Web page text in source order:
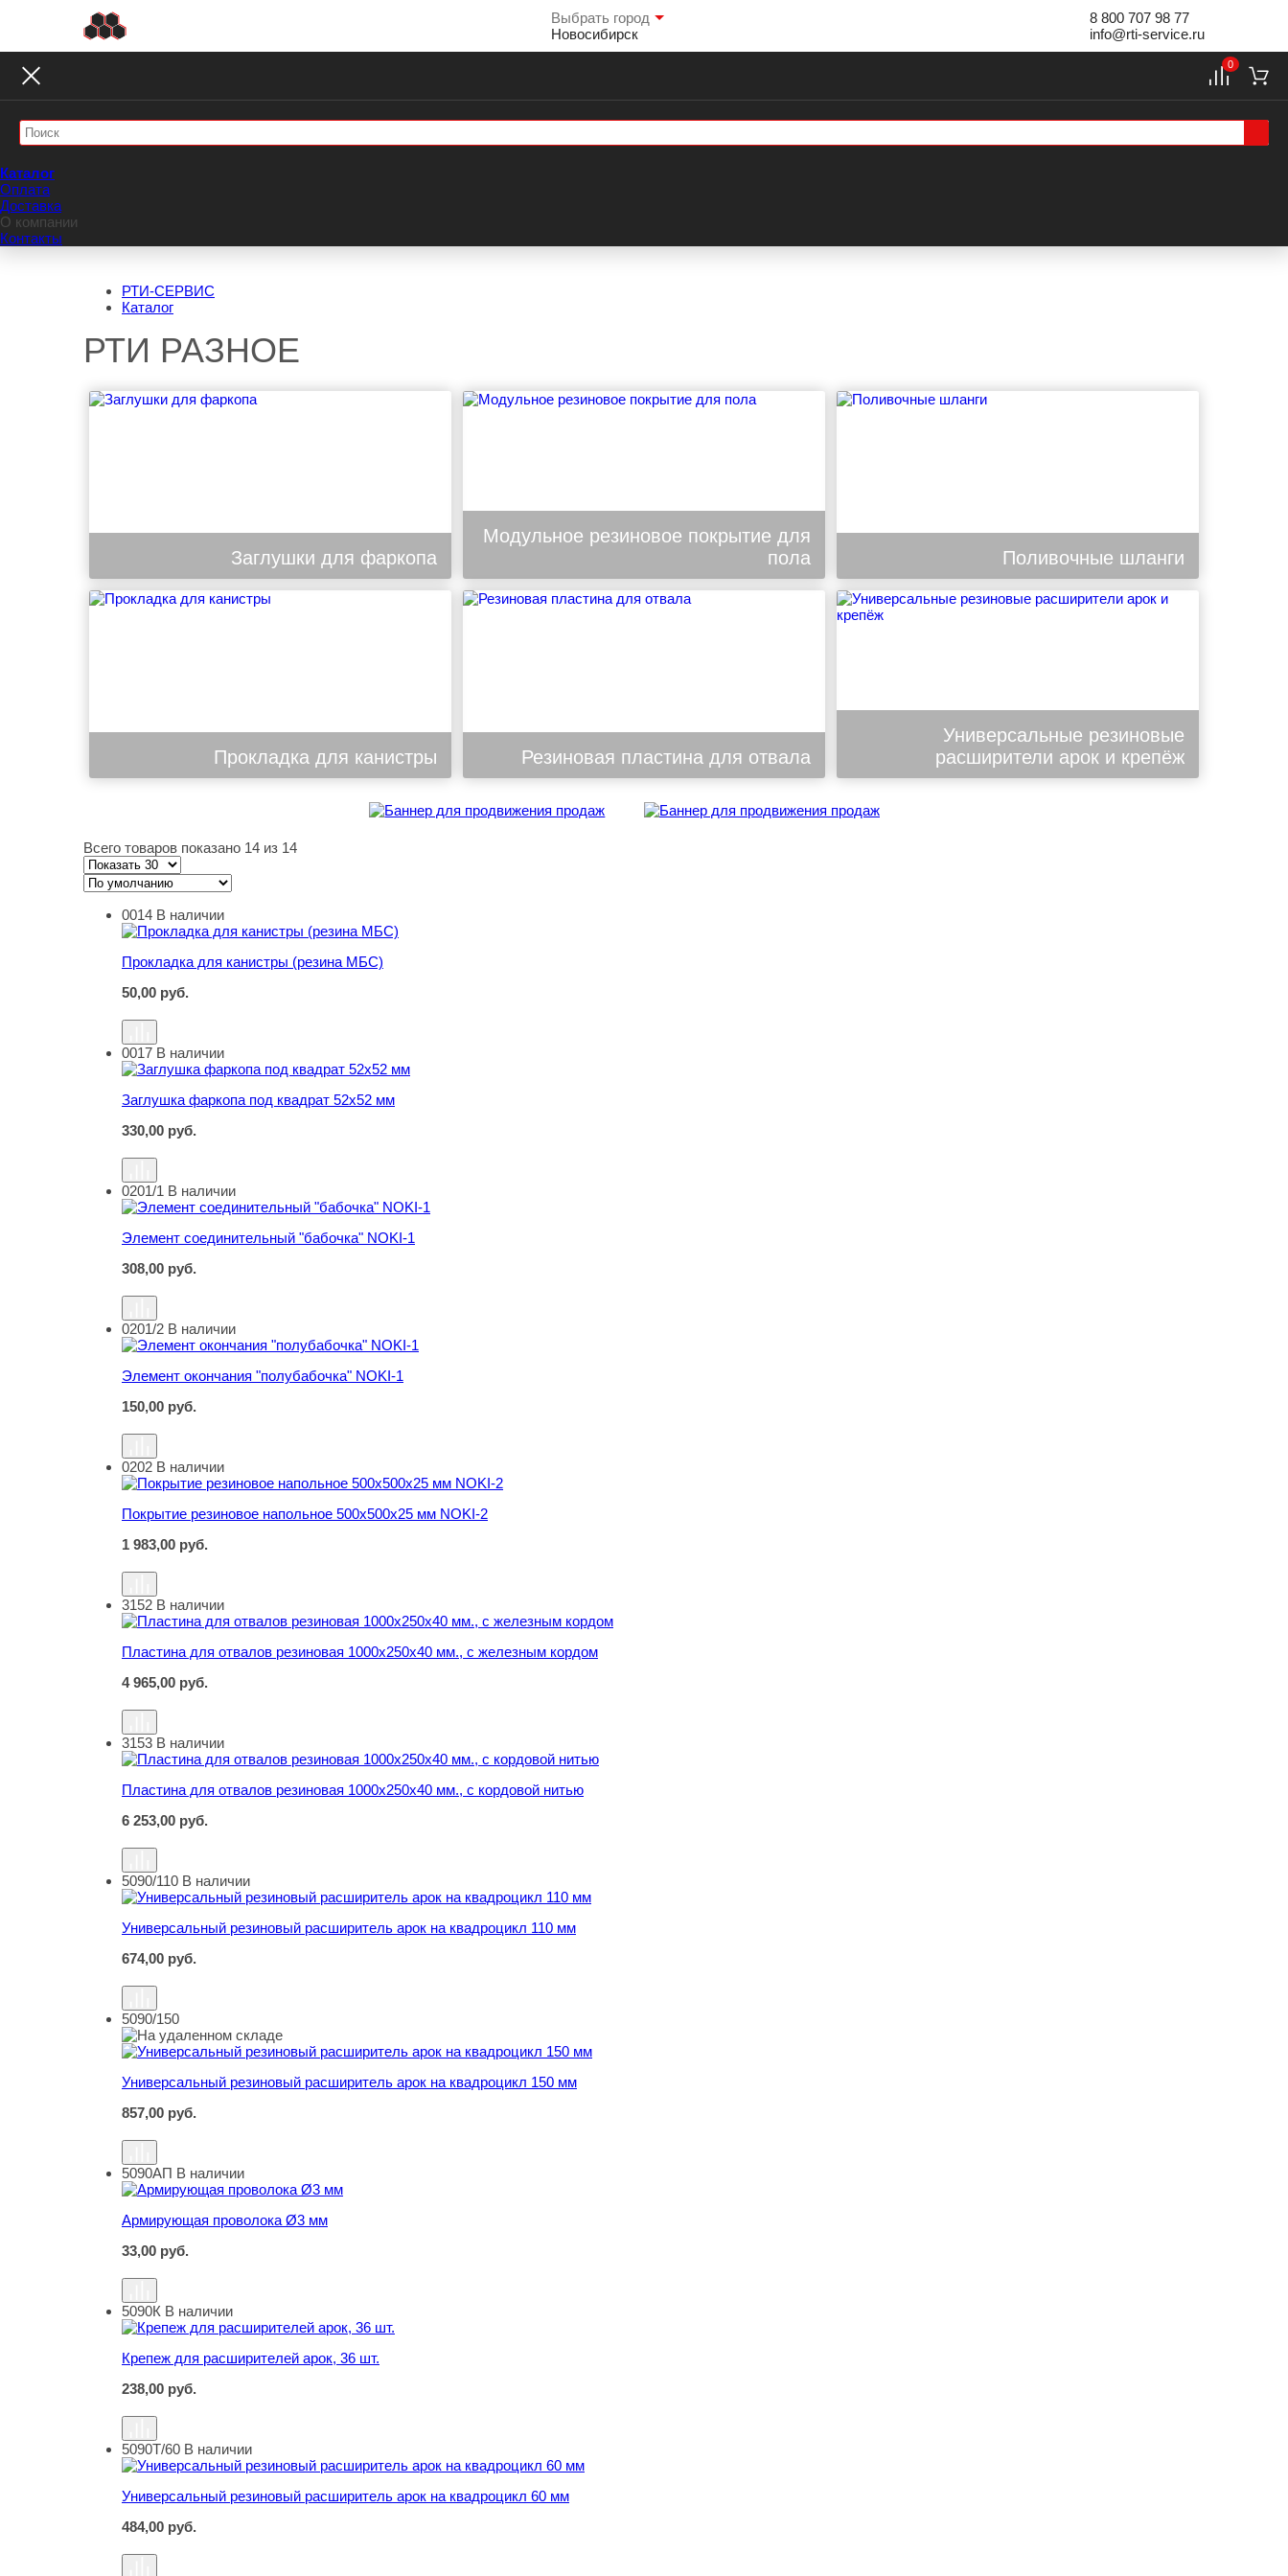
Выбрать город
Новосибирск
8 800 707 98 77
info@rti-service.ru
Каталог
Оплата
Доставка
О компании
Контакты
0
РТИ-СЕРВИС
Каталог
РТИ РАЗНОЕ
Заглушки для фаркопа
Модульное резиновое покрытие для
пола
Поливочные шланги
Прокладка для канистры Резиновая пластина для отвала
Универсальные резиновые
расширители арок и крепёж
Всего товаров показано 14 из 14
Прокладка для канистры (резина МБС)
0014 В наличии
Прокладка для канистры (резина МБС)
50,00 руб.
Заглушка фаркопа под квадрат 52х52 мм
0017 В наличии
Заглушка фаркопа под квадрат 52х52 мм
330,00 руб.
Элемент соединительный "бабочка" NOKI-1
0201/1 В наличии
Элемент соединительный "бабочка" NOKI-1
308,00 руб.
Элемент окончания "полубабочка" NOKI-1
0201/2 В наличии
Элемент окончания "полубабочка" NOKI-1
150,00 руб.
Покрытие резиновое напольное 500х500х25 мм NOKI-2
0202 В наличии
Покрытие резиновое напольное 500х500х25 мм NOKI-2
1 983,00 руб.
Пластина для отвалов резиновая 1000х250х40 мм., с железным кордом
3152 В наличии
Пластина для отвалов резиновая 1000х250х40 мм., с железным кордом
4 965,00 руб.
Пластина для отвалов резиновая 1000х250х40 мм., с кордовой нитью
3153 В наличии
Пластина для отвалов резиновая 1000х250х40 мм., с кордовой нитью
6 253,00 руб.
Универсальный резиновый расширитель арок на квадроцикл 110 мм
5090/110 В наличии
Универсальный резиновый расширитель арок на квадроцикл 110 мм
674,00 руб.
Универсальный резиновый расширитель арок на квадроцикл 150 мм
5090/150
Универсальный резиновый расширитель арок на квадроцикл 150 мм
857,00 руб.
Армирующая проволока Ø3 мм
5090АП В наличии
Армирующая проволока Ø3 мм
33,00 руб.
Крепеж для расширителей арок, 36 шт.
5090К В наличии
Крепеж для расширителей арок, 36 шт.
238,00 руб.
Универсальный резиновый расширитель арок на квадроцикл 60 мм
5090Т/60 В наличии
Универсальный резиновый расширитель арок на квадроцикл 60 мм
484,00 руб.